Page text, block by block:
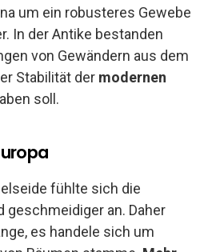
um ein robusteres Gewebe
In der Antike bestanden
von Gewändern aus dem
Stabilität der modernen
soll.
fühlte sich die
geschmeidiger an. Daher
es handele sich um